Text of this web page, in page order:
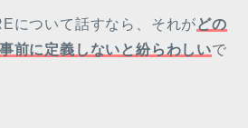
について話すなら、それがどの
前に定義しないと紛らわしいで